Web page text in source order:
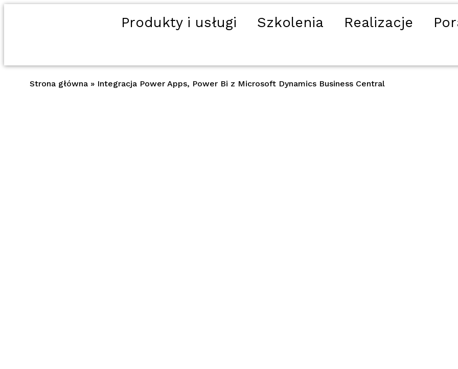
Produkty i usługi Szkolenia Realizacje
Strona główna » Integracja Power Apps, Power Bi z Microsoft Dynamics Business Central